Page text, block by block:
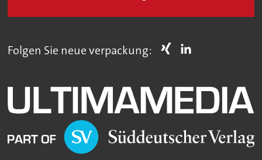
Folgen Sie neue verpackung: